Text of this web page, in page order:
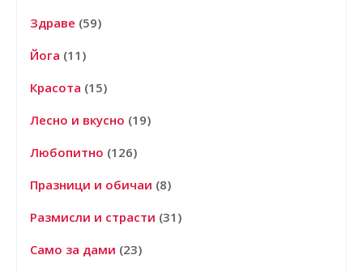
Здраве (59)
Йога (11)
Красота (15)
Лесно и вкусно (19)
Любопитно (126)
Празници и обичаи (8)
Размисли и страсти (31)
Само за дами (23)